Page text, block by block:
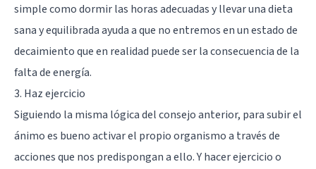
simple como dormir las horas adecuadas y llevar una dieta
sana y equilibrada ayuda a que no entremos en un estado de
decaimiento que en realidad puede ser la consecuencia de la
falta de energía.
3. Haz ejercicio
Siguiendo la misma lógica del consejo anterior, para subir el
ánimo es bueno activar el propio organismo a través de
acciones que nos predispongan a ello. Y hacer ejercicio o